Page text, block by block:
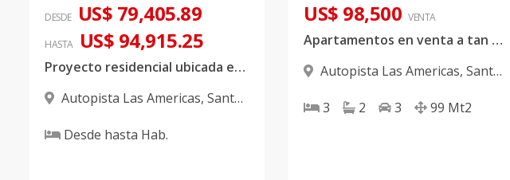
DESDE US$ 79,405.89
HASTA US$ 94,915.25
Proyecto residencial ubicada en Sto. Dgo. Este
Autopista Las Americas, Santo
Desde hasta Hab.
US$ 98,500 VENTA
Apartamentos en venta a tan solo 5 minutos del aeropuerto las América
Autopista Las Americas, Santo
3
2 3 99 Mt2